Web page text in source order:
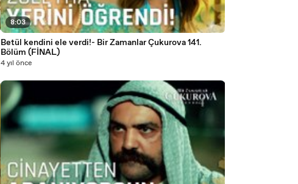
8:03
Betül kendini ele verdi!- Bir Zamanlar Çukurova 141.
Bölüm (FİNAL)
4 yıl önce